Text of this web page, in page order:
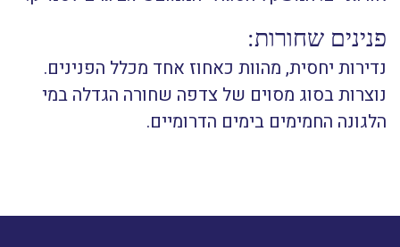
פנינים שחורות:
נדירות יחסית, מהוות כאחוז אחד מכלל הפנינים.
נוצרות בסוג מסוים של צדפה שחורה הגדלה במי
הלגונה החמימים בימים הדרומיים.